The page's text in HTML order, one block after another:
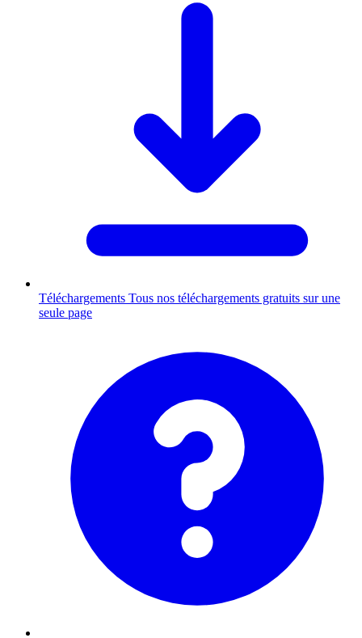
Téléchargements Tous nos téléchargements gratuits sur une
seule page